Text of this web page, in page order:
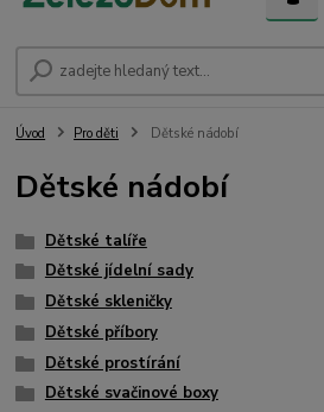
Úvod Pro děti Dětské nádobí
Dětské nádobí
Dětské talíře
Dětské jídelní sady
Dětské skleničky
Dětské příbory
Dětské prostírání
Dětské svačinové boxy